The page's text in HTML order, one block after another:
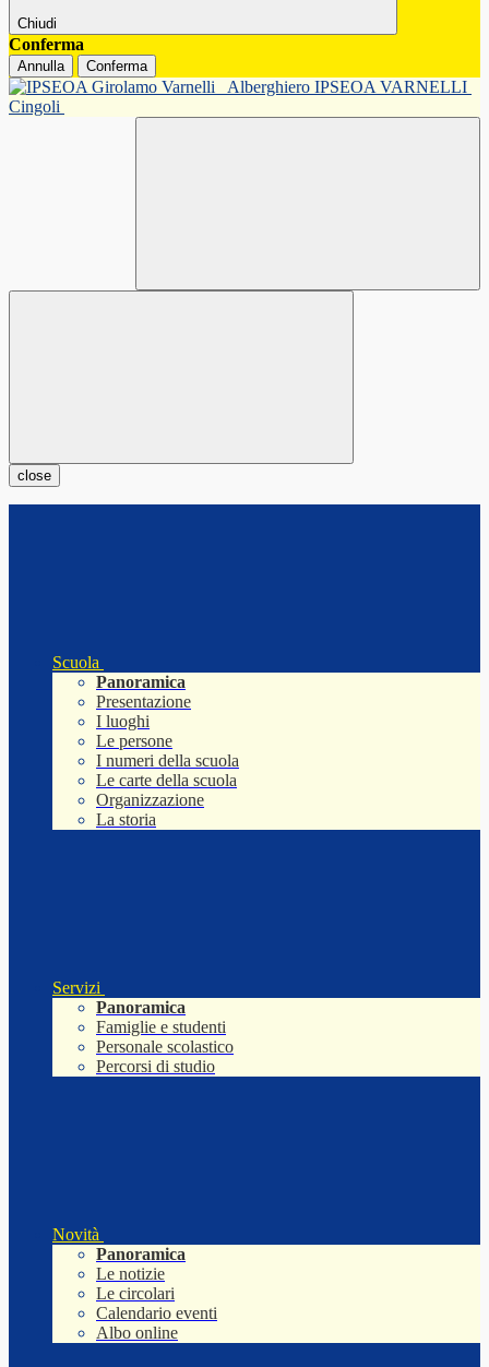
Chiudi
Conferma
Annulla Conferma
Alberghiero IPSEOA VARNELLI
Cingoli
close
Scuola
Panoramica
Presentazione
I luoghi
Le persone
I numeri della scuola
Le carte della scuola
Organizzazione
La storia
Servizi
Panoramica
Famiglie e studenti
Personale scolastico
Percorsi di studio
Novità
Panoramica
Le notizie
Le circolari
Calendario eventi
Albo online